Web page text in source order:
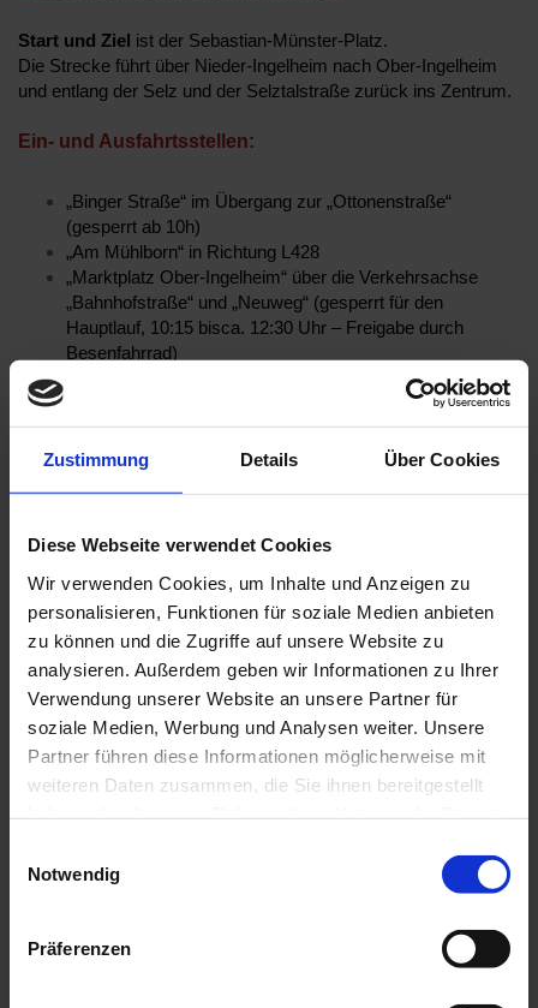
Zustimmung Details Über Cookies
Diese Webseite verwendet Cookies
Wir verwenden Cookies, um Inhalte und Anzeigen zu
personalisieren, Funktionen für soziale Medien anbieten
zu können und die Zugriffe auf unsere Website zu
analysieren. Außerdem geben wir Informationen zu Ihrer
Verwendung unserer Website an unsere Partner für
soziale Medien, Werbung und Analysen weiter. Unsere
Partner führen diese Informationen möglicherweise mit
weiteren Daten zusammen, die Sie ihnen bereitgestellt
Notwendig
Präferenzen
Start und Ziel ist der Sebastian-Münster-Platz.
Die Strecke führt über Nieder-Ingelheim nach Ober-Ingelheim
und entlang der Selz und der Selztalstraße zurück ins Zentrum.
Ein- und Ausfahrtsstellen:
„Binger Straße“ im Übergang zur „Ottonenstraße“
(gesperrt ab 10h)
„Am Mühlborn“ in Richtung L428
„Marktplatz Ober-Ingelheim“ über die Verkehrsachse
„Bahnhofstraße“ und „Neuweg“ (gesperrt für den
Hauptlauf, 10:15 bisca. 12:30 Uhr – Freigabe durch
Besenfahrrad)
WO ist WAS?